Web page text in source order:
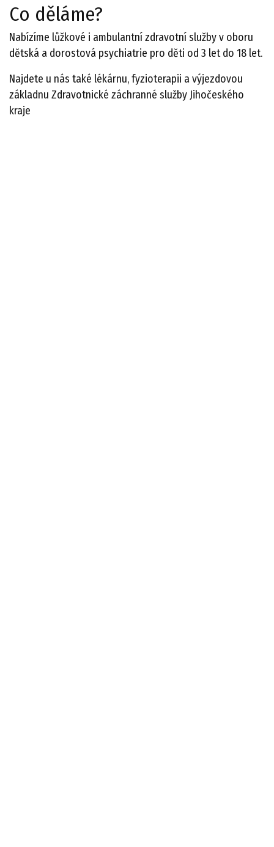
Co děláme?
Nabízíme lůžkové i ambulantní zdravotní služby v oboru
dětská a dorostová psychiatrie pro děti od 3 let do 18 let.
Najdete u nás také lékárnu, fyzioterapii a výjezdovou
základnu Zdravotnické záchranné služby Jihočeského
kraje